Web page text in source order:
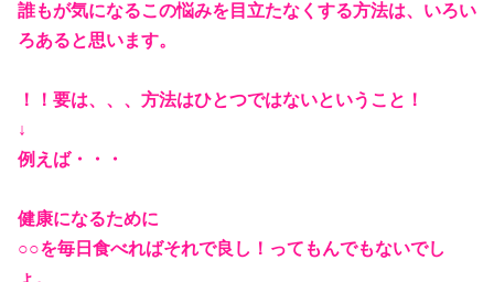
誰もが気になるこの悩みを目立たなくする方法は、いろい
ろあると思います。
！！要は、、、方法はひとつではないということ！
↓
例えば・・・
健康になるために
○○を毎日食べればそれで良し！ってもんでもないでし
ょ。